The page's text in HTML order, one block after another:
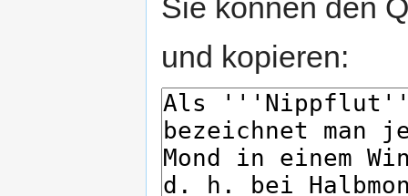
Sie können den
und kopieren: